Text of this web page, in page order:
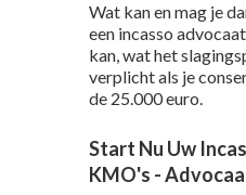
Wat kan en mag je
een incasso
kan, wat het
verplicht als je
de 25.000 euro.
Start Nu Uw
KMO's -